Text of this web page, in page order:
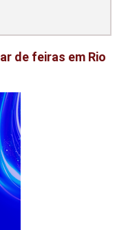
de feiras em Rio